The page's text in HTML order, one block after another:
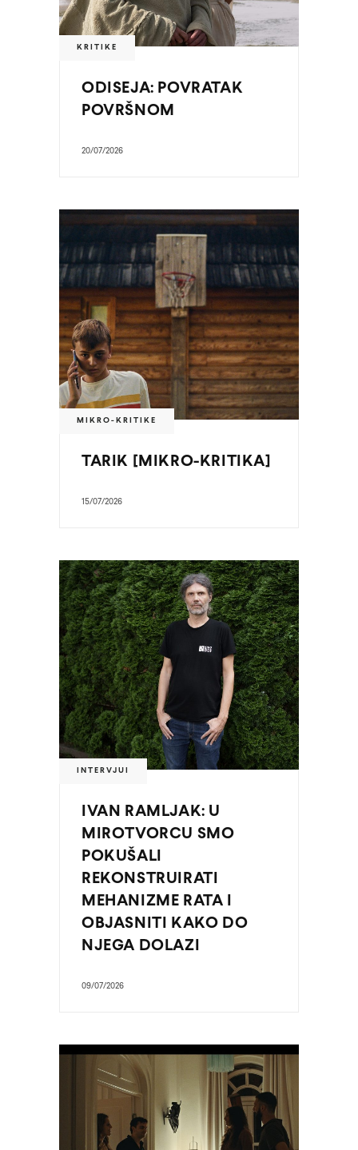
KRITIKE
ODISEJA: POVRATAK
POVRŠNOM
20/07/2026
MIKRO-KRITIKE
TARIK [MIKRO-KRITIKA]
15/07/2026
INTERVJUI
IVAN RAMLJAK: U
MIROTVORCU SMO
POKUŠALI
REKONSTRUIRATI
MEHANIZME RATA I
OBJASNITI KAKO DO
NJEGA DOLAZI
09/07/2026